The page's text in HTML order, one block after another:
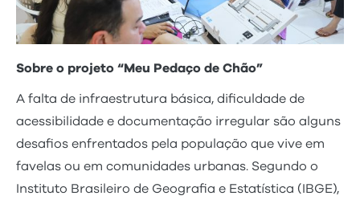
Sobre o projeto “Meu Pedaço de Chão”
A falta de infraestrutura básica, dificuldade de
acessibilidade e documentação irregular são alguns
desafios enfrentados pela população que vive em
favelas ou em comunidades urbanas. Segundo o
Instituto Brasileiro de Geografia e Estatística (IBGE),